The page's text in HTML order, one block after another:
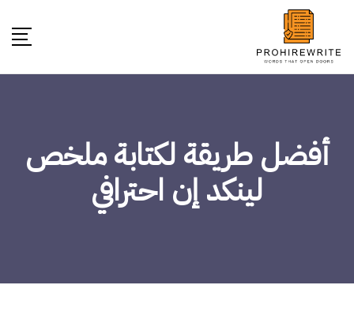
أفضل طريقة لكتابة ملخص
لينكد إن احترافي